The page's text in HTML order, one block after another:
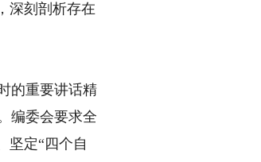
深刻剖析存在
的重要讲话精
编委会要求全
坚定“四个自